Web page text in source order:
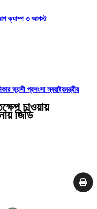
ক্যাম্প ৩ আগস্ট
ভূয়সী প্রশংসা স্বরাষ্ট্রমন্ত্রীর
চাওয়ায়
জিডি